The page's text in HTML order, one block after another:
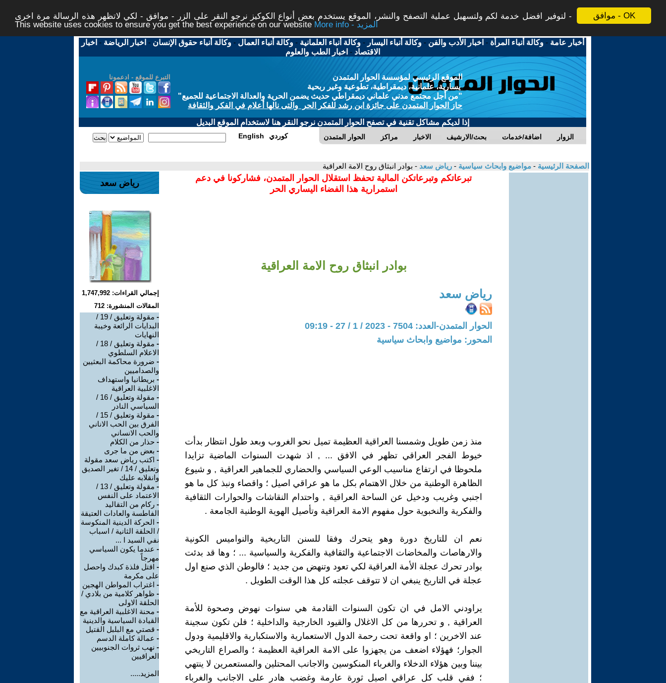
موافق - OK
لتوفير افضل خدمة لكم ولتسهيل عملية التصفح والنشر، الموقع يستخدم بعض أنواع الكوكيز نرجو النقر على الزر - موافق - لكي لاتظهر هذه الرسالة مرة اخرى -
This website uses cookies to ensure you get the best experience on our website
More info - المزيد
أخبار عامة -وكالة أنباء المرأة - اخبار الأدب والفن -وكالة أنباء اليسار -وكالة أنباء العلمانية -وكالة أنباء العمال -وكالة أنباء حقوق الإنسان - اخبار الرياضة - اخبار
الاقتصاد - اخبار الطب والعلوم
التبرع للموقع - ادعمونا
الموقع الرئيسي لمؤسسة الحوار المتمدن
يسارية، علمانية، ديمقراطية، تطوعية وغير ربحية
"من أجل مجتمع مدني علماني ديمقراطي حديث يضمن الحرية والعدالة الاجتماعية للجميع"
حاز الحوار المتمدن على جائزة ابن رشد للفكر الحر والتى نالها أعلام في الفكر والثقافة
إذا لديكم مشاكل تقنية في تصفح الحوار المتمدن نرجو النقر هنا لاستخدام الموقع البديل
الحوار المتمدن مراكز الاخبار بحث/الارشيف اضافة/خدمات الزوار English كوردي
الصفحة الرئيسية - مواضيع وابحاث سياسية - رياض سعد - بوادر انبثاق روح الامة العراقية
تبرعاتكم وتبرعاتكن المالية تحفظ استقلال الحوار المتمدن، فشاركونا في دعم
استمرارية هذا الفضاء اليساري الحر
بوادر انبثاق روح الامة العراقية
رياض سعد
الحوار المتمدن-العدد: 7504 - 2023 / 1 / 27 - 09:19
المحور: مواضيع وابحاث سياسية
منذ زمن طويل وشمسنا العراقية العظيمة تميل نحو الغروب وبعد طول انتظار بدأت
خيوط الفجر العراقي تظهر في الافق ... , اذ شهدت السنوات الماضية تزايدا
ملحوظا في ارتفاع مناسيب الوعي السياسي والحضاري للجماهير العراقية , و شيوع
الظاهرة الوطنية من خلال الاهتمام بكل ما هو عراقي اصيل ؛ واقصاء ونبذ كل ما هو
اجنبي وغريب ودخيل عن الساحة العراقية , واحتدام النقاشات والحوارات الثقافية
والفكرية والنخبوية حول مفهوم الامة العراقية وتأصيل الهوية الوطنية الجامعة .
نعم ان للتاريخ دورة وهو يتحرك وفقا للسنن التاريخية والنواميس الكونية
والارهاصات والمخاضات الاجتماعية والثقافية والفكرية والسياسية ... ؛ وها قد بدئت
بوادر تحرك عجلة الأمة العراقية لكي تعود وتنهض من جديد ؛ فالوطن الذي صنع اول
عجلة في التاريخ ينبغي ان لا تتوقف عجلته كل هذا الوقت الطويل .
يراودني الامل في ان تكون السنوات القادمة هي سنوات نهوض وصحوة للأمة
العراقية , و تحررها من كل الاغلال والقيود الخارجية والداخلية ؛ فلن تكون سجينة
عند الاخرين ؛ او واقعة تحت رحمة الدول الاستعمارية والاستكبارية والاقليمية ودول
الجوار؛ فهؤلاء اضعف من يجهزوا على الامة العراقية العظيمة ؛ والصراع التاريخي
بيننا وبين هؤلاء الدخلاء والغرباء المنكوسين والاجانب المحتلين والمستعمرين لا ينتهي
؛ ففي قلب كل عراقي اصيل ثورة عارمة وغضب هادر على الاجانب والغرباء
رياض سعد
إجمالي القراءات: 1,747,992
المقالات المنشورة: 712
-
مقولة وتعليق / 19 /
البدايات الرائعة وخيبة
النهايات
-
مقولة وتعليق / 18 /
الاعلام السلطوي
- ضرورة محاكمة البعثيين
والصداميين
- بريطانيا واستهداف
الاغلبية العراقية
-
مقولة وتعليق / 16 /
السياسي النادر
-
مقولة وتعليق / 15 /
الفرق بين الحب الاناني
والحب الانساني
- حذار من الكلام
- بعض من ما جرى
- اكتب رياض سعد مقولة
وتعليق / 14 / تغير الصديق
وانقلابه عليك
-
مقولة وتعليق / 13 /
الاعتماد على النفس
- ركام من التقاليد
الفاطسة والعادات العتيقة
- الحركة الدينية المنكوسة
/ الحلقة الثانية / اسباب
نفي السيد ا ...
- عندما يكون السياسي
مهرجاً
- اقتل فلذة كبدك واحصل
على مكرمة
- اغتراب المواطن الهجين
- ظواهر كلامية من بلادي /
الحلقة الاولى
- محنة الاغلبية العراقية مع
القيادة السياسية والدينية
- قصتي مع البلبل القتيل
- عمالة كاملة الدسم
- نهب ثروات الجنوبيين
العراقيين
المزيد.....